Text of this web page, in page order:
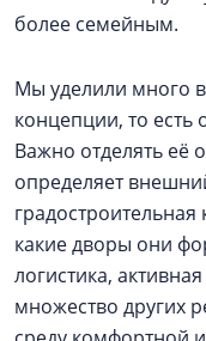
более семейным.
Мы уделили много
концепции, то есть
Важно отделять её
определяет
какие дворы они
логистика,
множество других